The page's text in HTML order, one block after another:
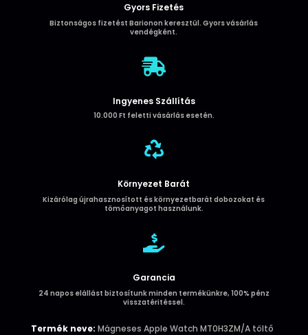
Gyors Fizetés
Biztonságos fizetést Barionon keresztül. Gyors vásárlás
vendégként.

Ingyenes Szállítás
10.000 Ft feletti vásárlás esetén.

Környezet Barát
Kizárólag újrahasznosított és környezetbarát dobozokat és
tömőanyagot használunk.

Garancia
24 napos elállást biztosítunk minden termékünkre, 100% pénz
visszatéritéssel.
Termék neve: Mágneses Apple Watch MT0H3ZM/A töltő